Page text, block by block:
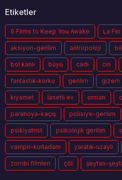
Etiketler
6 Films to Keep You Awake La
aksiyon-gerilim antropoloji
bol kanlı büyü cadı cin
fantastik-korku gerilim gizem
kıyamet lanetli ev orman
paranoya-kaçış polisiye-gerilim
psikiyatrist psikolojik gerilim
vampir-kurtadam yaratık-uzaylı
zombi filmleri çöl şeytan-